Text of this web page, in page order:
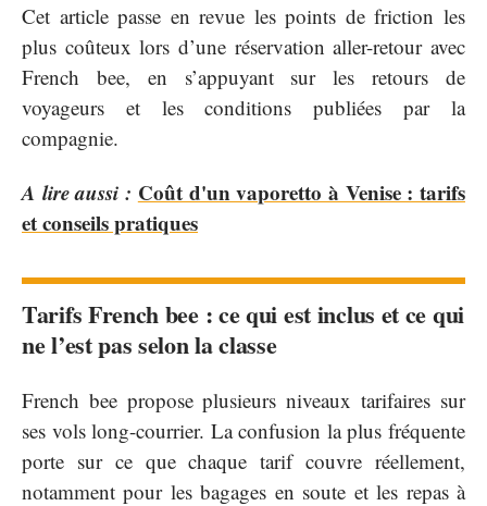
Cet article passe en revue les points de friction les
plus coûteux lors d’une réservation aller-retour avec
French bee, en s’appuyant sur les retours de
voyageurs et les conditions publiées par la
compagnie.
A lire aussi : Coût d'un vaporetto à Venise : tarifs
et conseils pratiques
Tarifs French bee : ce qui est inclus et ce qui
ne l’est pas selon la classe
French bee propose plusieurs niveaux tarifaires sur
ses vols long-courrier. La confusion la plus fréquente
porte sur ce que chaque tarif couvre réellement,
notamment pour les bagages en soute et les repas à